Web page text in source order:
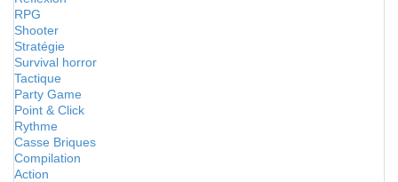
RPG
Shooter
Stratégie
Survival horror
Tactique
Party Game
Point & Click
Rythme
Casse Briques
Compilation
Action